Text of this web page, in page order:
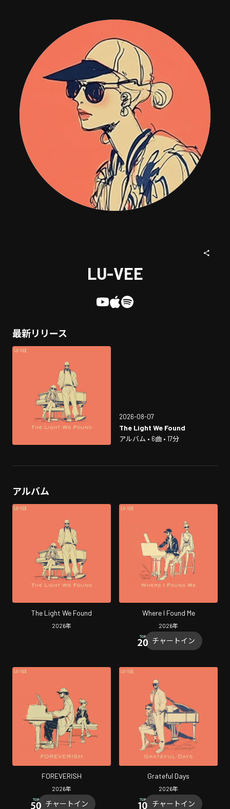
LU-VEE
最新リリース
2026-08-07
The Light We Found
アルバム • 6曲 • 17分
アルバム
The Light We Found
2026年
Where I Found Me
2026年
チャートイン
FOREVERISH
2026年
チャートイン
Grateful Days
2026年
チャートイン